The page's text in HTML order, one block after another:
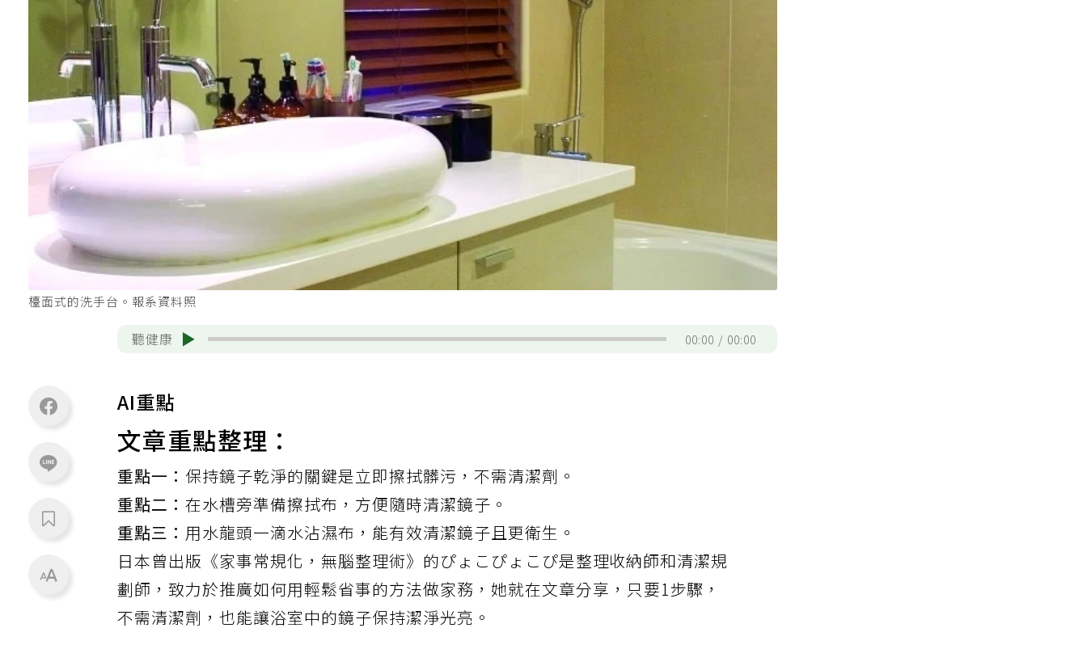
檯面式的洗手台。報系資料照
聽健康 00:00 00:00
AI重點
文章重點整理：
重點一： 保持鏡子乾淨的關鍵是立即擦拭髒污，不需清潔劑。
重點二：在水槽旁準備擦拭布，方便隨時清潔鏡子。
重點三：用水龍頭一滴水沾濕布，能有效清潔鏡子且更衛生。
日本曾出版《家事常規化，無腦整理術》的ぴょこぴょこぴ是整理收納師和清潔規
劃師，致力於推廣如何用輕鬆省事的方法做家務 ，她就在文章分享，只要1步驟，
不需清潔劑，也能讓浴室中的鏡子保持潔淨光亮。